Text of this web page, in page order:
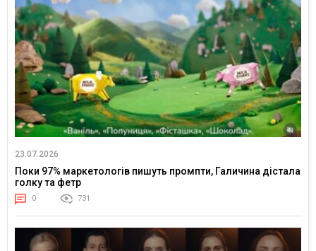
23.07.2026
Поки 97% маркетологів пишуть промпти, Галичина дістала
голку та фетр
0 731